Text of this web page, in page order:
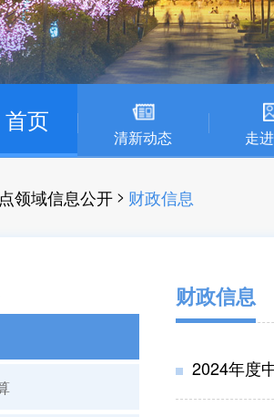
首页
清新动态 走
领域信息公开 > 财政信息
财政信息
2024年度